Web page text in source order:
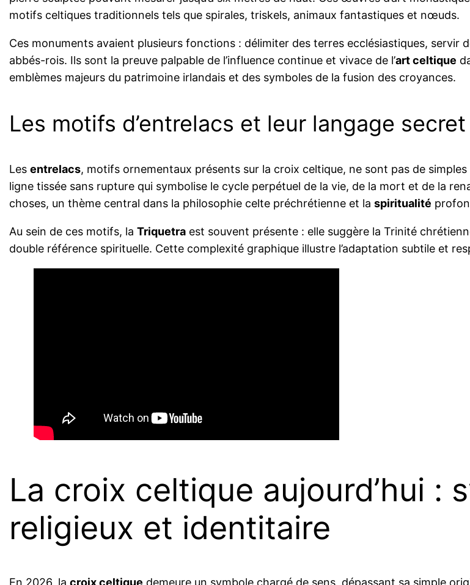
motifs celtiques traditionnels tels que spirales, triskels, animaux fantastiques et nœuds.
Ces monuments avaient plusieurs fonctions : délimiter des terres ecclésiastiques, servir
abbés-rois. Ils sont la preuve palpable de l’influence continue et vivace de l’art celtique
emblèmes majeurs du patrimoine irlandais et des symboles de la fusion des croyances.
Les motifs d’entrelacs et leur langage secret
Lesentrelacs, motifs ornementaux présents sur la croix celtique, ne sont pas de
ligne tissée sans rupture qui symbolise le cycle perpétuel de la vie, de la mort et de la
choses, un thème central dans la philosophie celte préchrétienne et laspiritualité
Au sein de ces motifs, laTriquetra est souvent présente : elle suggère la Trinité
double référence spirituelle. Cette complexité graphique illustre l’adaptation subtile et
La croix celtique aujourd’hui :
religieux et identitaire
En 2026, lacroix celtique demeure un symbole chargé de sens, dépassant sa simple